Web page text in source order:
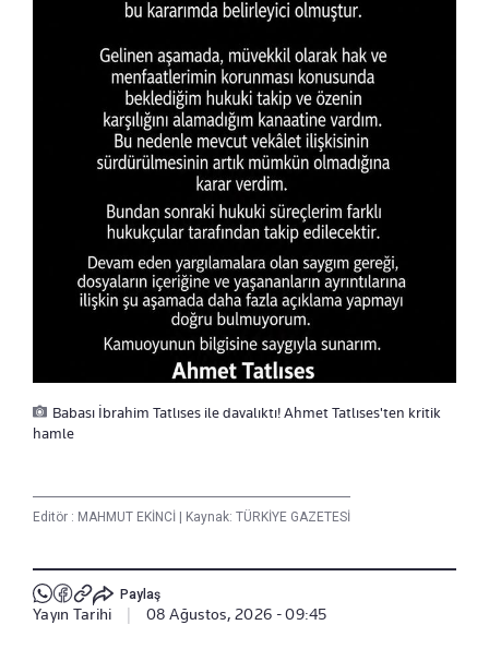
Babası İbrahim Tatlıses ile davalıktı! Ahmet Tatlıses'ten kritik
hamle
Editör : MAHMUT EKİNCİ Kaynak: TÜRKİYE GAZETESİ
Paylaş
Yayın Tarihi 08 Ağustos, 2026 - 09:45